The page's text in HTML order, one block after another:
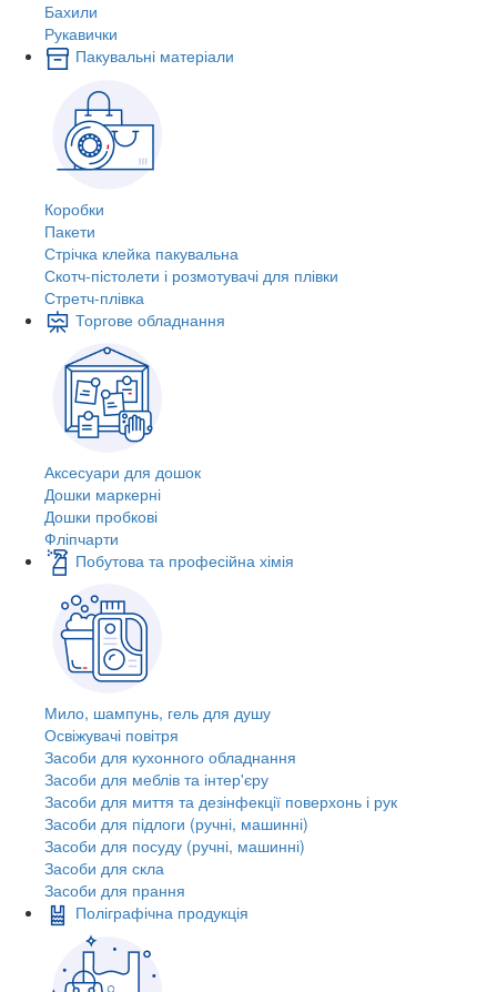
Бахили
Рукавички
Пакувальні матеріали
Коробки
Пакети
Стрічка клейка пакувальна
Скотч-пістолети і розмотувачі для плівки
Стретч-плівка
Торгове обладнання
Аксесуари для дошок
Дошки маркерні
Дошки пробкові
Фліпчарти
Побутова та професійна хімія
Мило, шампунь, гель для душу
Освіжувачі повітря
Засоби для кухонного обладнання
Засоби для меблів та інтер'єру
Засоби для миття та дезінфекції поверхонь і рук
Засоби для підлоги (ручні, машинні)
Засоби для посуду (ручні, машинні)
Засоби для скла
Засоби для прання
Поліграфічна продукція